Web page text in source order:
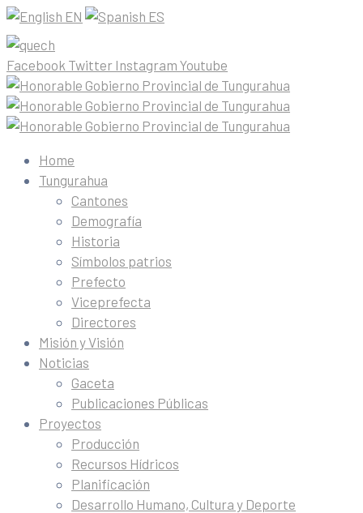
EN ES
Facebook Twitter Instagram Youtube
Home
Tungurahua
Cantones
Demografía
Historia
Símbolos patrios
Prefecto
Viceprefecta
Directores
Misión y Visión
Noticias
Gaceta
Publicaciones Públicas
Proyectos
Producción
Recursos Hídricos
Planificación
Desarrollo Humano, Cultura y Deporte